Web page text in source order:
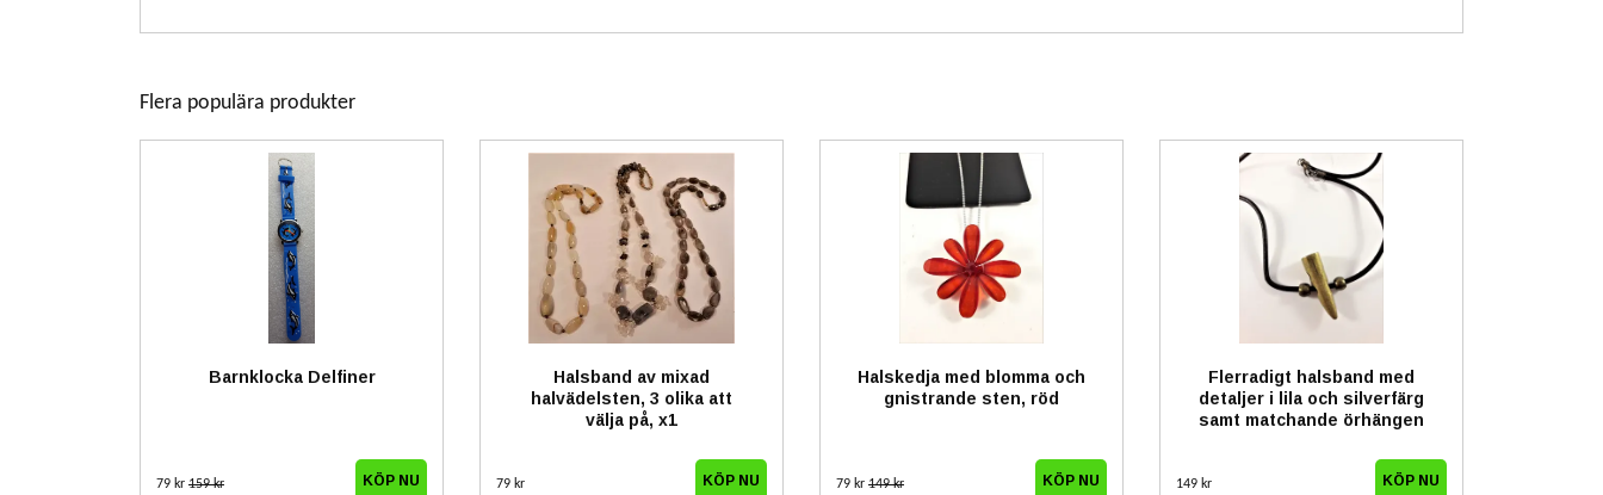
Flera populära produkter
Barnklocka Delfiner
79 kr 159 kr
Halsband av mixad
halvädelsten, 3 olika att
välja på, x1
79 kr KÖP NU
Halskedja med blomma och
gnistrande sten, röd
79 kr 149 kr
Flerradigt halsband med
detaljer i lila och silverfärg
samt matchande örhängen
149 kr